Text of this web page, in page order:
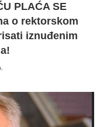
PLAĆA SE
o rektorskom
iznuđenim